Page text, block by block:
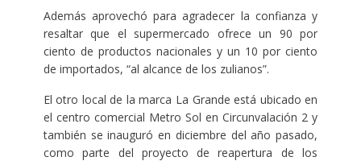
Además aprovechó para agradecer la confianza y
resaltar que el supermercado ofrece un 90 por
ciento de productos nacionales y un 10 por ciento
de importados, “al alcance de los zulianos”.
El otro local de la marca La Grande está ubicado en
el centro comercial Metro Sol en Circunvalación 2 y
también se inauguró en diciembre del año pasado,
como parte del proyecto de reapertura de los